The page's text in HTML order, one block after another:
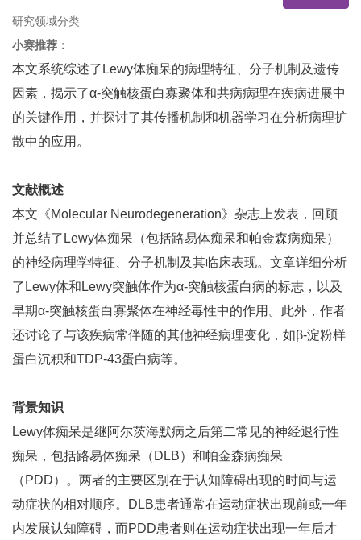
研究领域分类
小赛推荐：
本文系统综述了Lewy体痴呆的病理特征、分子机制及遗传
因素，揭示了α-突触核蛋白寡聚体和共病病理在疾病进展中
的关键作用，并探讨了其传播机制和机器学习在分析病理扩
散中的应用。
文献概述
本文《Molecular Neurodegeneration》杂志上发表，回顾
并总结了Lewy体痴呆（包括路易体痴呆和帕金森病痴呆）
的神经病理学特征、分子机制及其临床表现。文章详细分析
了Lewy体和Lewy突触体作为α-突触核蛋白病的标志，以及
早期α-突触核蛋白寡聚体在神经毒性中的作用。此外，作者
还讨论了与该疾病常伴随的其他神经病理变化，如β-淀粉样
蛋白沉积和TDP-43蛋白病等。
背景知识
Lewy体痴呆是继阿尔茨海默病之后第二常见的神经退行性
痴呆，包括路易体痴呆（DLB）和帕金森病痴呆
（PDD）。两者的主要区别在于认知障碍出现的时间与运
动症状的相对顺序。DLB患者通常在运动症状出现前或一年
内发展认知障碍，而PDD患者则在运动症状出现一年后才